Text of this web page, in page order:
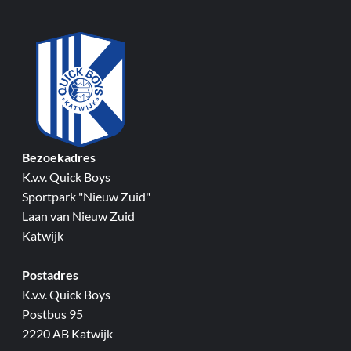
Bezoekadres
K.v.v. Quick Boys
Sportpark "Nieuw Zuid"
Laan van Nieuw Zuid
Katwijk
Postadres
K.v.v. Quick Boys
Postbus 95
2220 AB Katwijk